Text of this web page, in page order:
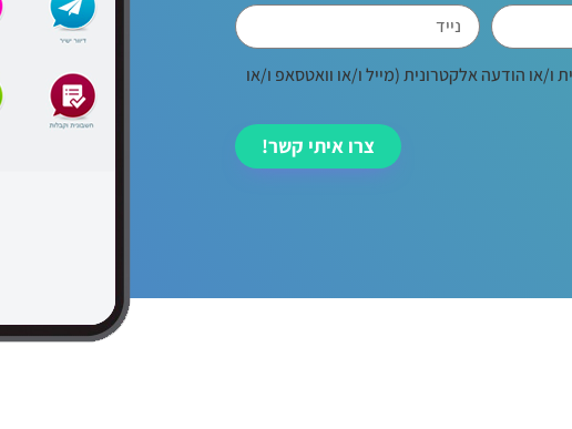
או הודעה אלקטרונית (מייל ו/או וואטסאפ ו/או
צרו איתי קשר!